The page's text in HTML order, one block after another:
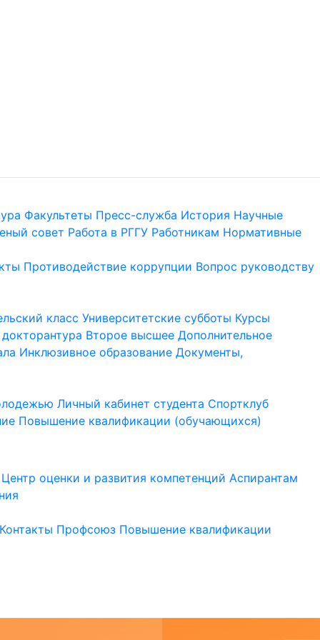
Факультеты Пресс-служба История Научные
совет Работа в РГГУ Работникам Нормативные
Противодействие коррупции Вопрос руководству
класс Университетские субботы Курсы
Второе высшее Дополнительное
Инклюзивное образование Документы,
Личный кабинет студента Спортклуб
Повышение квалификации (обучающихся)
Центр оценки и развития компетенций Аспирантам
Контакты Профсоюз Повышение квалификации